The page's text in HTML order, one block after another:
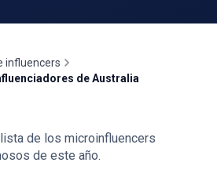
ES
influencers
de Australia
de los microinfluencers
de este año.